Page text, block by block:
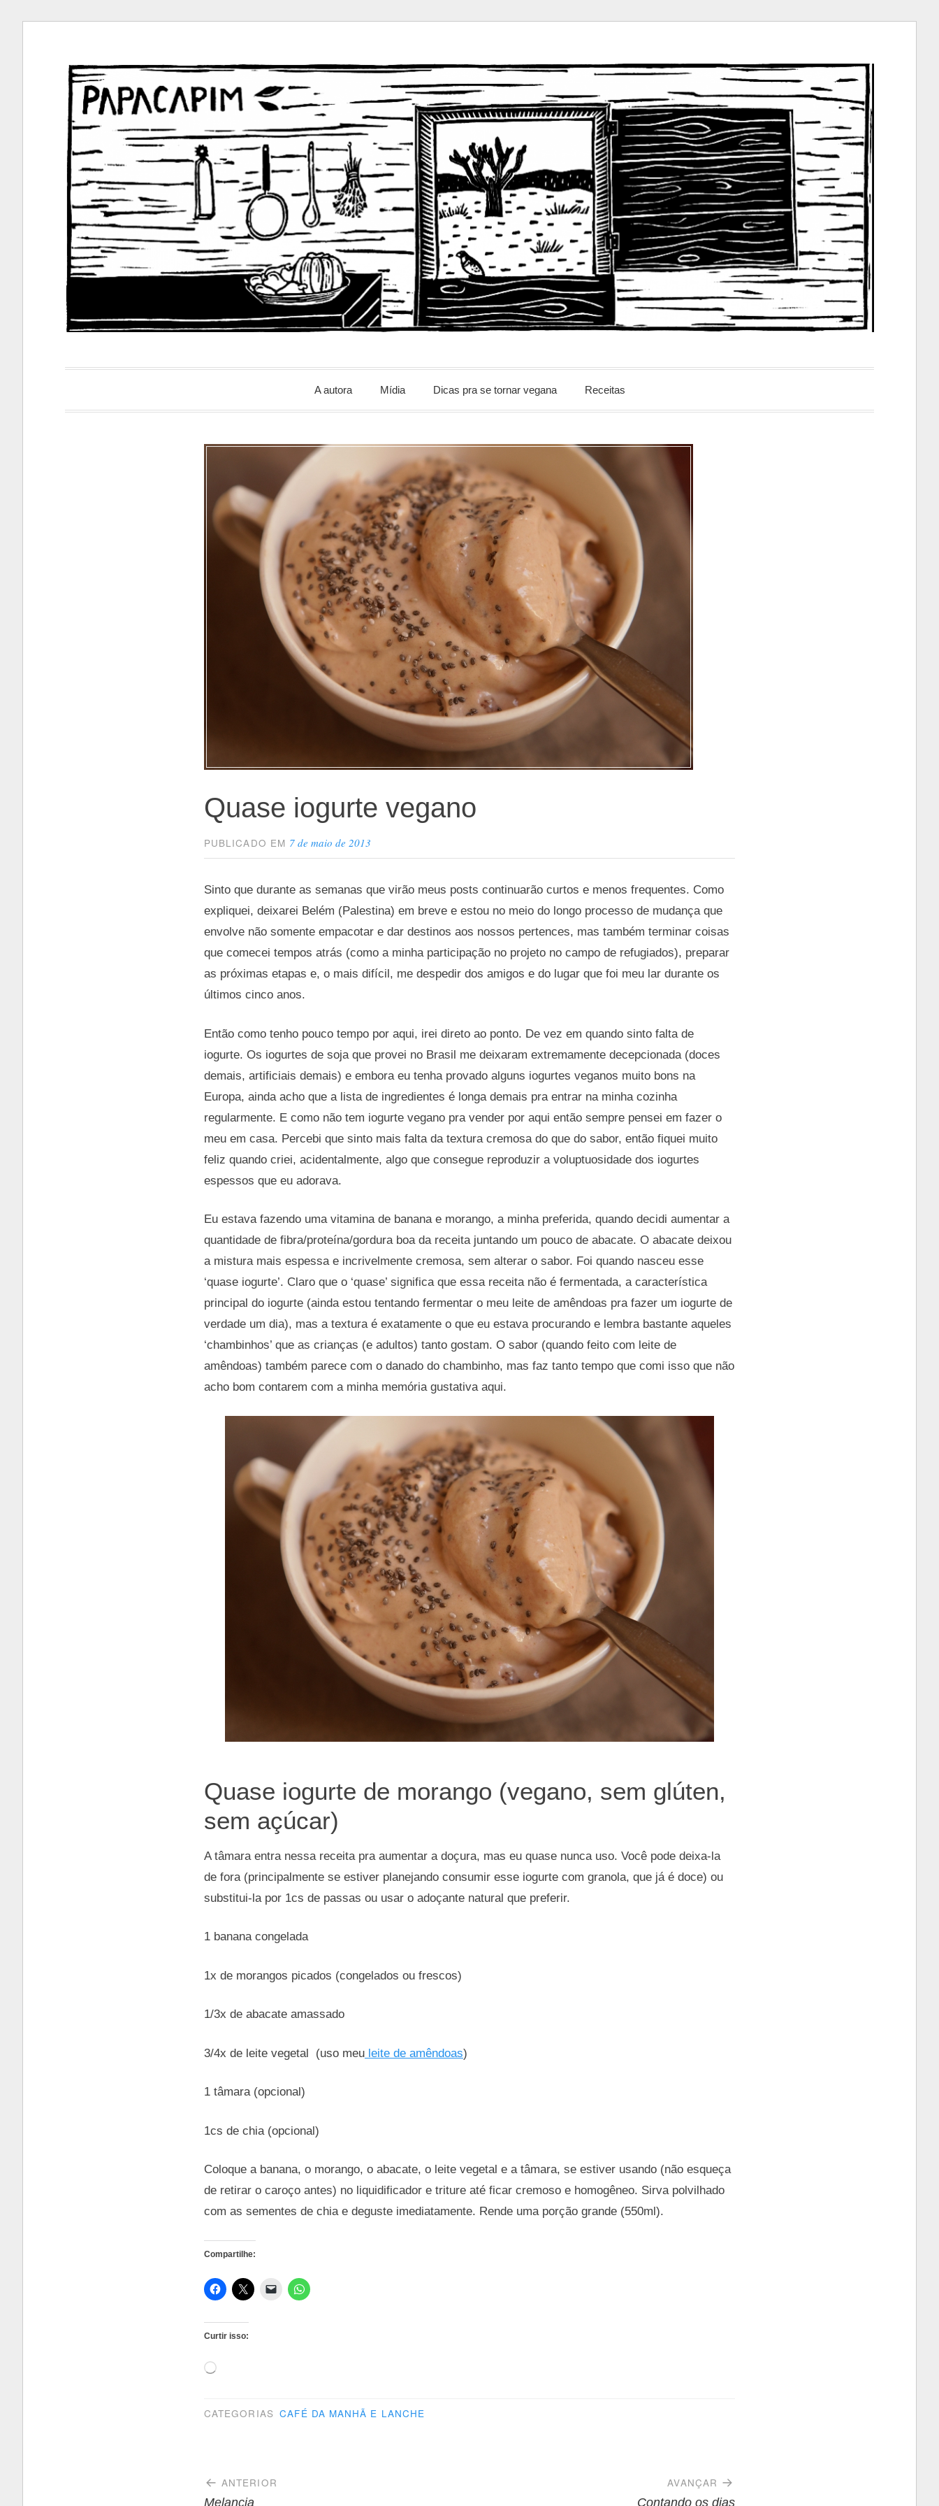
conteúdo
PapacapimA autora Mídia Dicas pra se tornar vegana Receitas
Quase iogurte vegano
PUBLICADO EM 7 de maio de 2013
Sinto que durante as semanas que virão meus posts continuarão curtos e menos frequentes. Como
expliquei, deixarei Belém (Palestina) em breve e estou no meio do longo processo de mudança que
envolve não somente empacotar e dar destinos aos nossos pertences, mas também terminar coisas
que comecei tempos atrás (como a minha participação no projeto no campo de refugiados), preparar
as próximas etapas e, o mais difícil, me despedir dos amigos e do lugar que foi meu lar durante os
últimos cinco anos.
Então como tenho pouco tempo por aqui, irei direto ao ponto. De vez em quando sinto falta de
iogurte. Os iogurtes de soja que provei no Brasil me deixaram extremamente decepcionada (doces
demais, artificiais demais) e embora eu tenha provado alguns iogurtes veganos muito bons na
Europa, ainda acho que a lista de ingredientes é longa demais pra entrar na minha cozinha
regularmente. E como não tem iogurte vegano pra vender por aqui então sempre pensei em fazer o
meu em casa. Percebi que sinto mais falta da textura cremosa do que do sabor, então fiquei muito
feliz quando criei, acidentalmente, algo que consegue reproduzir a voluptuosidade dos iogurtes
espessos que eu adorava.
Eu estava fazendo uma vitamina de banana e morango, a minha preferida, quando decidi aumentar a
quantidade de fibra/proteína/gordura boa da receita juntando um pouco de abacate. O abacate deixou
a mistura mais espessa e incrivelmente cremosa, sem alterar o sabor. Foi quando nasceu esse
‘quase iogurte’. Claro que o ‘quase’ significa que essa receita não é fermentada, a característica
principal do iogurte (ainda estou tentando fermentar o meu leite de amêndoas pra fazer um iogurte de
verdade um dia), mas a textura é exatamente o que eu estava procurando e lembra bastante aqueles
‘chambinhos’ que as crianças (e adultos) tanto gostam. O sabor (quando feito com leite de
amêndoas) também parece com o danado do chambinho, mas faz tanto tempo que comi isso que não
acho bom contarem com a minha memória gustativa aqui.
Quase iogurte de morango (vegano, sem glúten,
sem açúcar)
A tâmara entra nessa receita pra aumentar a doçura, mas eu quase nunca uso. Você pode deixa-la
de fora (principalmente se estiver planejando consumir esse iogurte com granola, que já é doce) ou
substitui-la por 1cs de passas ou usar o adoçante natural que preferir.
1 banana congelada
1x de morangos picados (congelados ou frescos)
1/3x de abacate amassado
3/4x de leite vegetal (uso meu leite de amêndoas)
1 tâmara (opcional)
1cs de chia (opcional)
Coloque a banana, o morango, o abacate, o leite vegetal e a tâmara, se estiver usando (não esqueça
de retirar o caroço antes) no liquidificador e triture até ficar cremoso e homogêneo. Sirva polvilhado
com as sementes de chia e deguste imediatamente. Rende uma porção grande (550ml).
Compartilhe:
Curtir isso:
Carregando...
CATEGORIAS CAFÉ DA MANHÃ E LANCHE
Navegação
ANTERIOR
Melancia
AVANÇAR
Contando os dias